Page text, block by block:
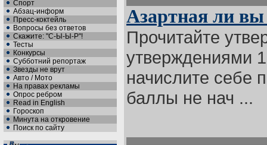
Спорт
Абзац-информ
Пресс-коктейль
Вопросы без ответов
Скажите: "С-Ы-Ы-Р"!
Тесты
Конкурсы
Субботний репортаж
Звезды не врут
Авто / Мото
На правах рекламы
Опрос ребром
Read in English
Гороскоп
Минута на откровение
Поиск по сайту
Азартная ли вы
Прочитайте
утверждениями
начислите себе
баллы не нач ...